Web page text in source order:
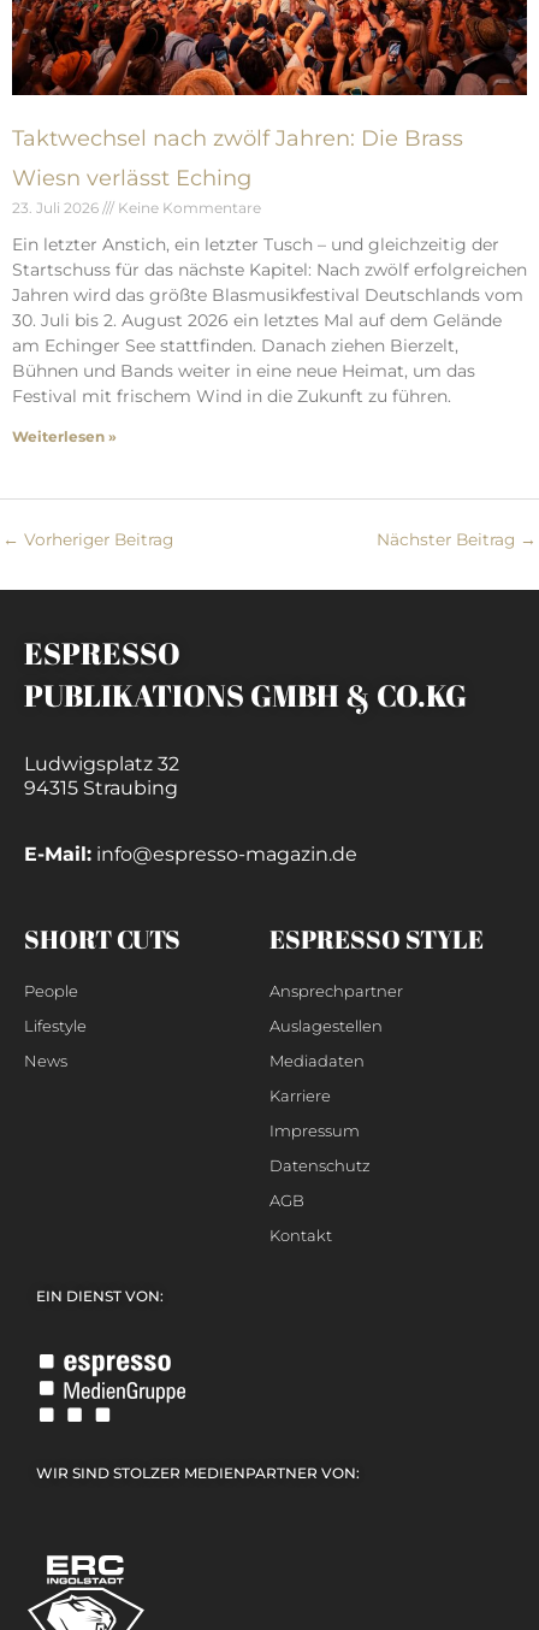
Taktwechsel nach zwölf Jahren: Die Brass
Wiesn verlässt Eching
23. Juli 2026 Keine Kommentare
Ein letzter Anstich, ein letzter Tusch – und gleichzeitig der
Startschuss für das nächste Kapitel: Nach zwölf erfolgreichen
Jahren wird das größte Blasmusikfestival Deutschlands vom
30. Juli bis 2. August 2026 ein letztes Mal auf dem Gelände
am Echinger See stattfinden. Danach ziehen Bierzelt,
Bühnen und Bands weiter in eine neue Heimat, um das
Festival mit frischem Wind in die Zukunft zu führen.
Weiterlesen »
← Vorheriger Beitrag Nächster Beitrag →
ESPRESSO
PUBLIKATIONS GMBH & CO.KG
Ludwigsplatz 32
94315 Straubing
E-Mail: info@espresso-magazin.de
SHORT CUTS
People
Lifestyle
News
ESPRESSO STYLE
Ansprechpartner
Auslagestellen
Mediadaten
Karriere
Impressum
Datenschutz
AGB
Kontakt
EIN DIENST VON:
WIR SIND STOLZER MEDIENPARTNER VON: